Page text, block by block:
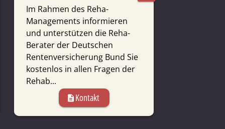
Im Rahmen des Reha-
Managements infor­mieren
und unter­stützen die Reha-
Berater der Deutschen
Renten­ver­siche­rung Bund Sie
kosten­los in allen Fragen der
Reha­b...
description Kontakt